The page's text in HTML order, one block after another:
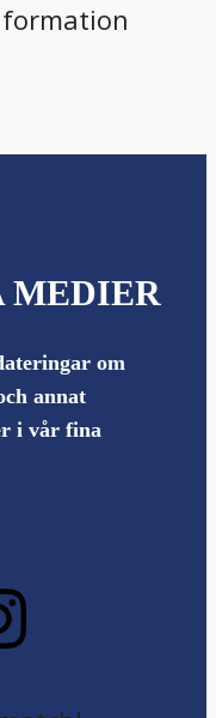
MEDIER
om
annat
i vår fina